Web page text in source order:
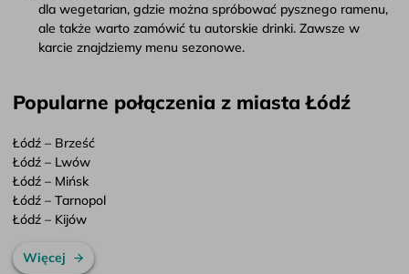
dla wegetarian, gdzie można spróbować pysznego ramenu,
ale także warto zamówić tu autorskie drinki. Zawsze w
karcie znajdziemy menu sezonowe.
Popularne połączenia z miasta Łódź
Łódź – Brześć
Łódź – Lwów
Łódź – Mińsk
Łódź – Tarnopol
Łódź – Kijów
Więcej